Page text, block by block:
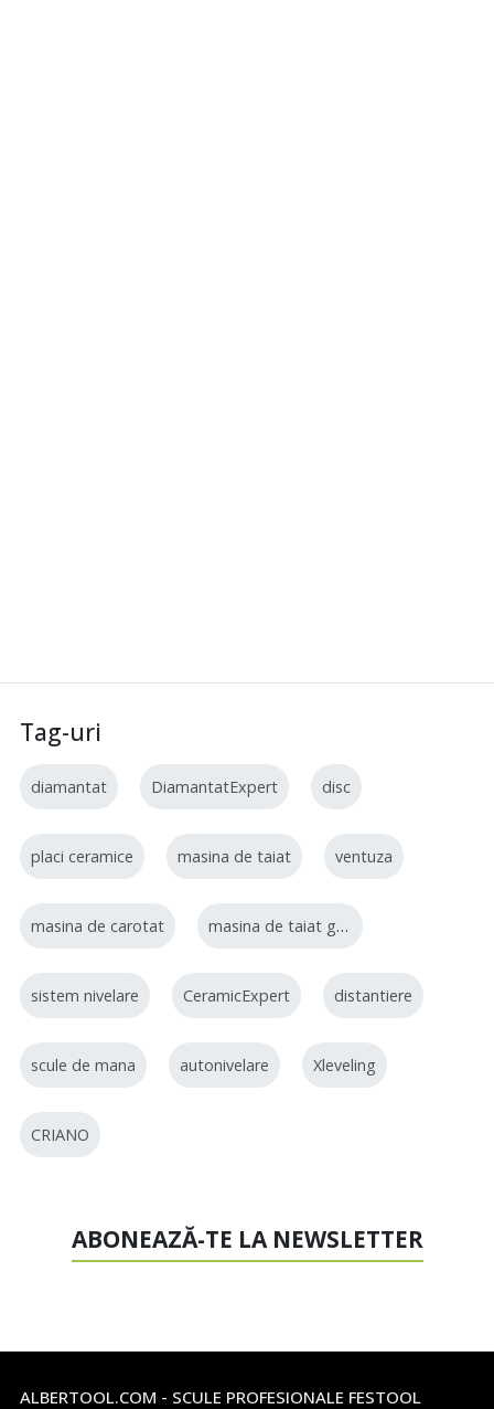
Tag-uri
diamantat DiamantatExpert disc
placi ceramice masina de taiat ventuza
masina de carotat masina de taiat gresie
sistem nivelare CeramicExpert distantiere
scule de mana autonivelare Xleveling
CRIANO
ABONEAZĂ-TE LA NEWSLETTER
ALBERTOOL.COM - SCULE PROFESIONALE FESTOOL